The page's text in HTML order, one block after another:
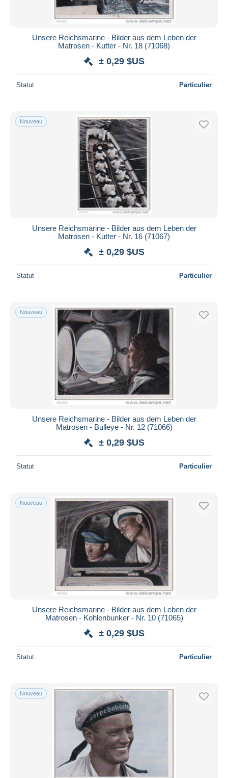
Unsere Reichsmarine - Bilder aus dem Leben der
Matrosen - Kutter - Nr. 18 (71068)
± 0,29 $US
Statut Particulier
Nouveau
Unsere Reichsmarine - Bilder aus dem Leben der
Matrosen - Kutter - Nr. 16 (71067)
± 0,29 $US
Statut Particulier
Nouveau
Unsere Reichsmarine - Bilder aus dem Leben der
Matrosen - Bulleye - Nr. 12 (71066)
± 0,29 $US
Statut Particulier
Nouveau
Unsere Reichsmarine - Bilder aus dem Leben der
Matrosen - Kohlenbunker - Nr. 10 (71065)
± 0,29 $US
Statut Particulier
Nouveau